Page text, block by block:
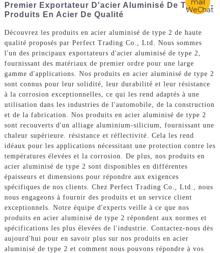
Premier Exportateur D'acier Aluminisé De Type 2 -
Produits En Acier De Qualité
Découvrez les produits en acier aluminisé de type 2 de haute
qualité proposés par Perfect Trading Co., Ltd. Nous sommes
l'un des principaux exportateurs d'acier aluminisé de type 2,
fournissant des matériaux de premier ordre pour une large
gamme d'applications. Nos produits en acier aluminisé de type 2
sont connus pour leur solidité, leur durabilité et leur résistance
à la corrosion exceptionnelles, ce qui les rend adaptés à une
utilisation dans les industries de l'automobile, de la construction
et de la fabrication. Nos produits en acier aluminisé de type 2
sont recouverts d'un alliage aluminium-silicium, fournissant une
chaleur supérieure. résistance et réflectivité. Cela les rend
idéaux pour les applications nécessitant une protection contre les
températures élevées et la corrosion. De plus, nos produits en
acier aluminisé de type 2 sont disponibles en différentes
épaisseurs et dimensions pour répondre aux exigences
spécifiques de nos clients. Chez Perfect Trading Co., Ltd., nous
nous engageons à fournir des produits et un service client
exceptionnels. Notre équipe d'experts veille à ce que nos
produits en acier aluminisé de type 2 répondent aux normes et
spécifications les plus élevées de l'industrie. Contactez-nous dès
aujourd'hui pour en savoir plus sur nos produits en acier
aluminisé de type 2 et comment nous pouvons répondre à vos